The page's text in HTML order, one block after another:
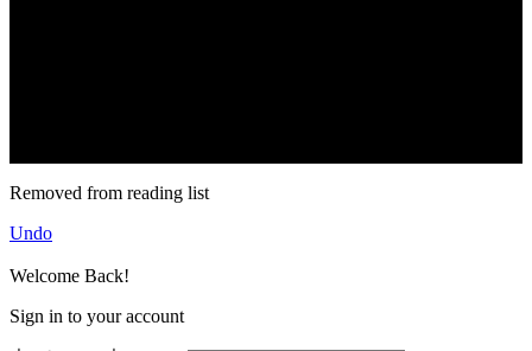
Removed from reading list
Undo
Welcome Back!
Sign in to your account